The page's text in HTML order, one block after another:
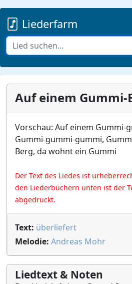
Liederfarm
Auf einem Gummi-
Vorschau: Auf einem Gummi-
Gummi-gummi-gummi,
Berg, da wohnt ein Gummi
Der Text des Liedes ist
den Liederbüchern unten ist der
abgedruckt.
Text: überliefert
Melodie: Andreas Mohr
Liedtext & Noten